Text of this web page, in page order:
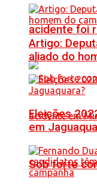
acidente foi
Sob forte
Artigo:
aliado do
Eleições
em